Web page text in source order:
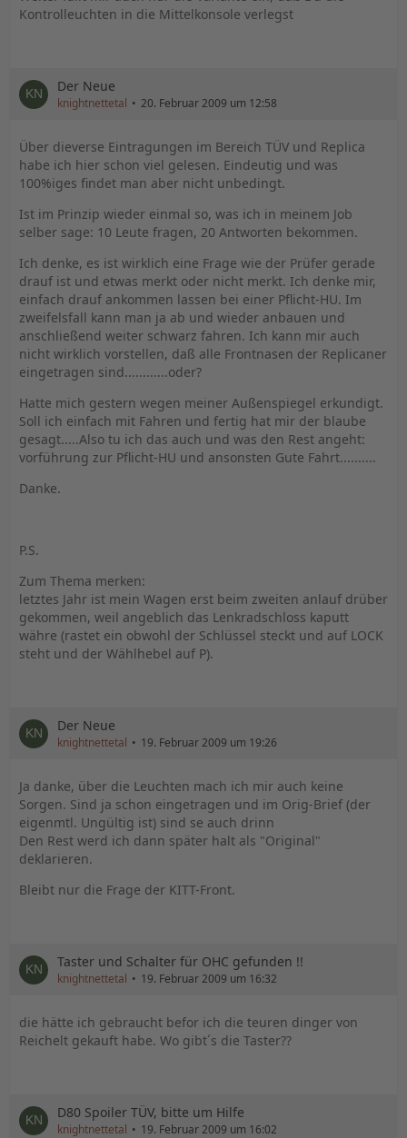
Kontrolleuchten in die Mittelkonsole verlegst
Der Neue
knightnettetal 20. Februar 2009 um 12:58
Über dieverse Eintragungen im Bereich TÜV und Replica
habe ich hier schon viel gelesen. Eindeutig und was
100%iges findet man aber nicht unbedingt.
Ist im Prinzip wieder einmal so, was ich in meinem Job
selber sage: 10 Leute fragen, 20 Antworten bekommen.
Ich denke, es ist wirklich eine Frage wie der Prüfer gerade
drauf ist und etwas merkt oder nicht merkt. Ich denke mir,
einfach drauf ankommen lassen bei einer Pflicht-HU. Im
zweifelsfall kann man ja ab und wieder anbauen und
anschließend weiter schwarz fahren. Ich kann mir auch
nicht wirklich vorstellen, daß alle Frontnasen der Replicaner
eingetragen sind............oder?
Hatte mich gestern wegen meiner Außenspiegel erkundigt.
Soll ich einfach mit Fahren und fertig hat mir der blaube
gesagt.....Also tu ich das auch und was den Rest angeht:
vorführung zur Pflicht-HU und ansonsten Gute Fahrt..........
Danke.
P.S.
Zum Thema merken:
letztes Jahr ist mein Wagen erst beim zweiten anlauf drüber
gekommen, weil angeblich das Lenkradschloss kaputt
währe (rastet ein obwohl der Schlüssel steckt und auf LOCK
steht und der Wählhebel auf P).
Der Neue
knightnettetal 19. Februar 2009 um 19:26
Ja danke, über die Leuchten mach ich mir auch keine
Sorgen. Sind ja schon eingetragen und im Orig-Brief (der
eigenmtl. Ungültig ist) sind se auch drinn
Den Rest werd ich dann später halt als "Original"
deklarieren.
Bleibt nur die Frage der KITT-Front.
Taster und Schalter für OHC gefunden !!
knightnettetal 19. Februar 2009 um 16:32
die hätte ich gebraucht befor ich die teuren dinger von
Reichelt gekauft habe. Wo gibt´s die Taster??
D80 Spoiler TÜV, bitte um Hilfe
knightnettetal 19. Februar 2009 um 16:02